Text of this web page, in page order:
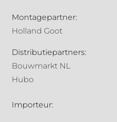
Montagepartner:
Holland Goot
Distributiepartners:
Bouwmarkt NL
Hubo
Importeur: